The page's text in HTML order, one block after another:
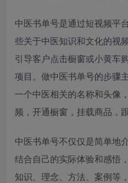
中医书单号是通过短视频平
些关于中医知识和文化的视
引导客户点击橱窗或小黄车
项目。做中医书单号的步骤
一个中医相关的名称和头像
频，开通橱窗，挂载商品，
中医书单号不仅仅是简单地
结合自己的实际体验和感悟
知识、理念、方法、案例等